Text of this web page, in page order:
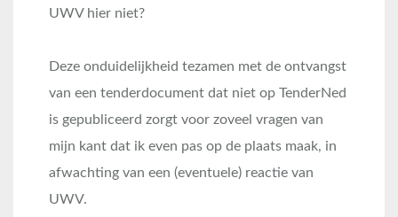
UWV hier niet?
Deze onduidelijkheid tezamen met de ontvangst
van een tenderdocument dat niet op TenderNed
is gepubliceerd zorgt voor zoveel vragen van
mijn kant dat ik even pas op de plaats maak, in
afwachting van een (eventuele) reactie van
UWV.